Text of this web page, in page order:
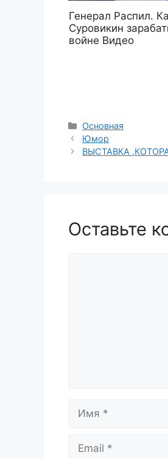
Генерал Распил.
Суровикин
войне Видео
Рубрики
Основная
Юмор
ВЫСТАВКА
Оставьте